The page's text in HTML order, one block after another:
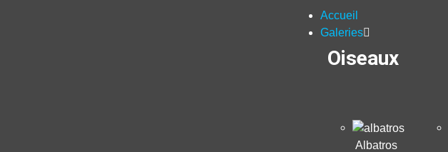
Accueil
Galeries
Oiseaux
Albatros